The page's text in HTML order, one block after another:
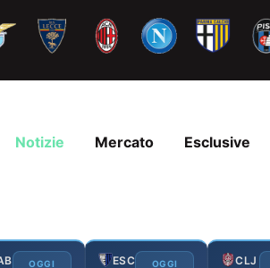
Notizie Mercato Esclusive
OGGI
ESC
OGGI
CLJ